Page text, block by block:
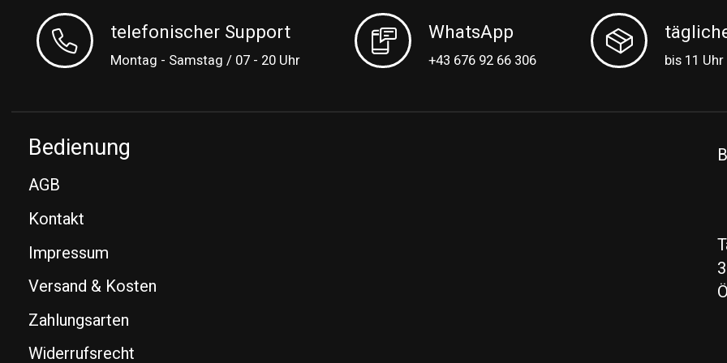
telefonischer Support
Montag - Samstag / 07 - 20 Uhr
WhatsApp
+43 676 92 66 306 bis 11 Uhr
Bedienung
AGB
Kontakt
Impressum
Versand & Kosten
Zahlungsarten
Widerrufsrecht